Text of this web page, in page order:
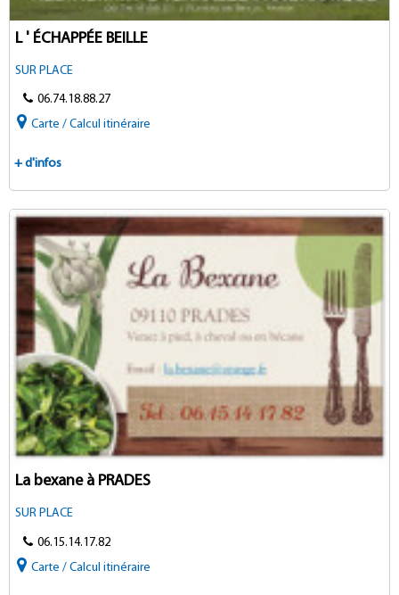
L ' ÉCHAPPÉE BEILLE
SUR PLACE
06.74.18.88.27
Carte / Calcul itinéraire
+ d'infos
La bexane à PRADES
SUR PLACE
06.15.14.17.82
Carte / Calcul itinéraire